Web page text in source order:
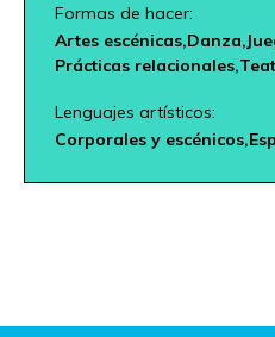
Formas de hacer:
Artes escénicas,Danza,
Prácticas relacionales,
Lenguajes artísticos:
Corporales y escénicos,